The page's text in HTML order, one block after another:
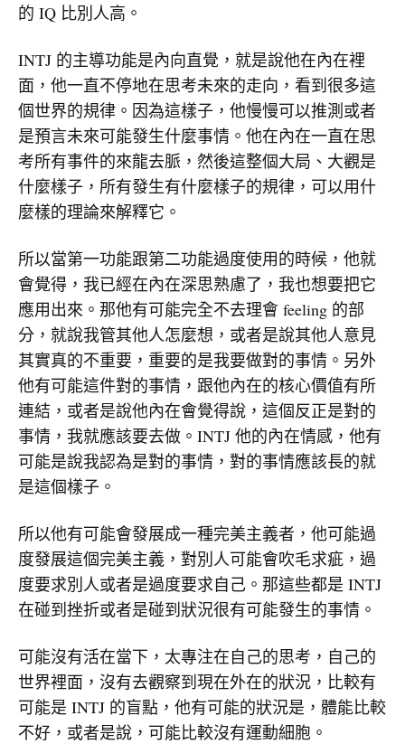
的 IQ 比別人高。
INTJ 的主導功能是內向直覺，就是說他在內在裡
面，他一直不停地在思考未來的走向，看到很多這
個世界的規律。因為這樣子，他慢慢可以推測或者
是預言未來可能發生什麼事情。他在內在一直在思
考所有事件的來龍去脈，然後這整個大局、大觀是
什麼樣子，所有發生有什麼樣子的規律，可以用什
麼樣的理論來解釋它。
所以當第一功能跟第二功能過度使用的時候，他就
會覺得，我已經在內在深思熟慮了，我也想要把它
應用出來。那他有可能完全不去理會 feeling 的部
分，就說我管其他人怎麼想，或者是說其他人意見
其實真的不重要，重要的是我要做對的事情。另外
他有可能這件對的事情，跟他內在的核心價值有所
連結，或者是說他內在會覺得說，這個反正是對的
事情，我就應該要去做。INTJ 他的內在情感，他有
可能是說我認為是對的事情，對的事情應該長的就
是這個樣子。
所以他有可能會發展成一種完美主義者，他可能過
度發展這個完美主義，對別人可能會吹毛求疵，過
度要求別人或者是過度要求自己。那這些都是 INTJ
在碰到挫折或者是碰到狀況很有可能發生的事情。
可能沒有活在當下，太專注在自己的思考，自己的
世界裡面，沒有去觀察到現在外在的狀況，比較有
可能是 INTJ 的盲點，他有可能的狀況是，體能比較
不好，或者是說，可能比較沒有運動細胞。